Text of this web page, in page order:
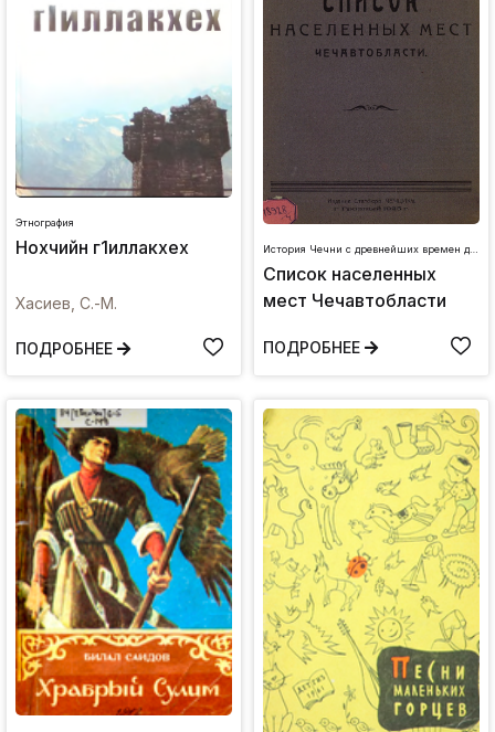
Этнография
Нохчийн г1иллакхех
Хасиев, С.-М.
ПОДРОБНЕЕ
История Чечни с древнейших времен до наших дней
Список населенных
мест Чечавтобласти
ПОДРОБНЕЕ